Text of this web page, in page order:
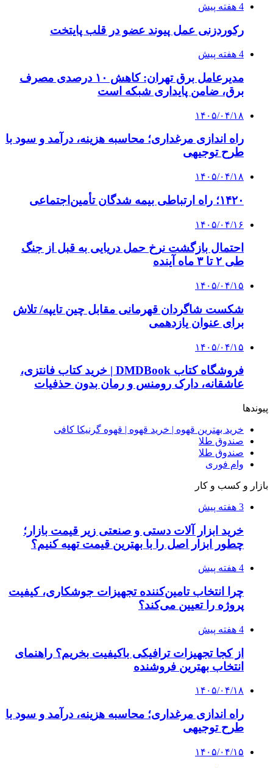
4 هفته پیش
رکوردزنی عمل پیوند عضو در قلب پایتخت
4 هفته پیش
مدیرعامل برق تهران: کاهش ۱۰ درصدی مصرف
برق، ضامن پایداری شبکه است
۱۴۰۵/۰۴/۱۸
راه اندازی مرغداری؛ محاسبه هزینه، درآمد و سود با
طرح توجیهی
۱۴۰۵/۰۴/۱۸
۱۴۲۰؛ راه ارتباطی بیمه شدگان تأمین‌اجتماعی
۱۴۰۵/۰۴/۱۶
احتمال بازگشت نرخ حمل دریایی به قبل از جنگ
طی ۲ تا ۳ ماه آینده
۱۴۰۵/۰۴/۱۵
شکست شاگردان قهرمانی مقابل چین تایپه/ تلاش
برای عنوان یازدهمی
۱۴۰۵/۰۴/۱۵
فروشگاه کتاب DMDBook | خرید کتاب فانتزی،
عاشقانه، دارک رومنس و رمان بدون حذفیات
پیوندها
خرید بهترین قهوه | خرید قهوه | قهوه گرنیکا کافی
صندوق طلا
صندوق طلا
وام فوری
بازار و کسب و کار
3 هفته پیش
خرید ابزار آلات دستی و صنعتی زیر قیمت بازار؛
چطور ابزار اصل را با بهترین قیمت تهیه کنیم؟
4 هفته پیش
چرا انتخاب تامین‌کننده تجهیزات جوشکاری، کیفیت
پروژه را تعیین می‌کند؟
4 هفته پیش
از کجا تجهیزات ترافیکی باکیفیت بخریم؟ راهنمای
انتخاب بهترین فروشنده
۱۴۰۵/۰۴/۱۸
راه اندازی مرغداری؛ محاسبه هزینه، درآمد و سود با
طرح توجیهی
۱۴۰۵/۰۴/۱۵